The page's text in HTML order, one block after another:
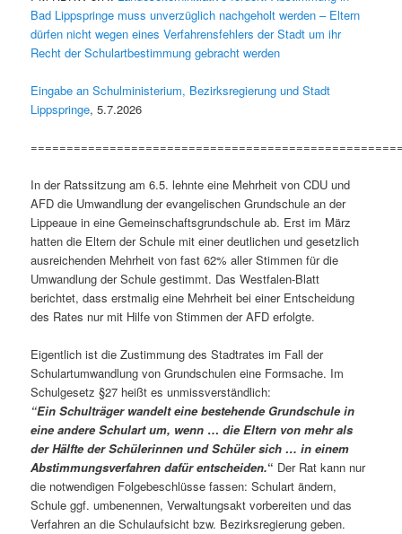
Bad Lippspringe muss unverzüglich nachgeholt werden – Eltern
dürfen nicht wegen eines Verfahrensfehlers der Stadt um ihr
Recht der Schulartbestimmung gebracht werden
Eingabe an Schulministerium, Bezirksregierung und Stadt
Lippspringe, 5.7.2026
In der Ratssitzung am 6.5. lehnte eine Mehrheit von CDU und
AFD die Umwandlung der evangelischen Grundschule an der
Lippeaue in eine Gemeinschaftsgrundschule ab. Erst im März
hatten die Eltern der Schule mit einer deutlichen und gesetzlich
ausreichenden Mehrheit von fast 62% aller Stimmen für die
Umwandlung der Schule gestimmt. Das Westfalen-Blatt
berichtet, dass erstmalig eine Mehrheit bei einer Entscheidung
des Rates nur mit Hilfe von Stimmen der AFD erfolgte.
Eigentlich ist die Zustimmung des Stadtrates im Fall der
Schulartumwandlung von Grundschulen eine Formsache. Im
Schulgesetz §27 heißt es unmissverständlich:
“Ein Schulträger wandelt eine bestehende Grundschule in
eine andere Schulart um, wenn …die Eltern von mehr als
der Hälfte der Schülerinnen und Schüler sich … in einem
Abstimmungsverfahren dafür entscheiden.“ Der Rat kann nur
die notwendigen Folgebeschlüsse fassen: Schulart ändern,
Schule ggf. umbenennen, Verwaltungsakt vorbereiten und das
Verfahren an die Schulaufsicht bzw. Bezirksregierung geben.